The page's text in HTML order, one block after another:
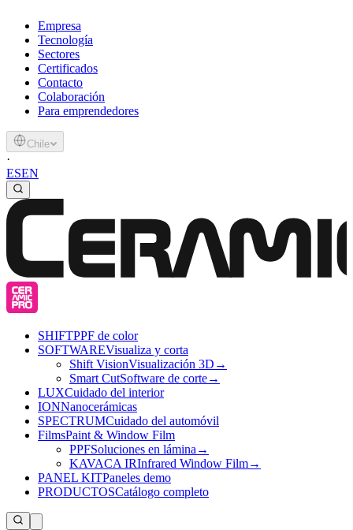
Empresa
Tecnología
Sectores
Certificados
Contacto
Colaboración
Para emprendedores
Chile
·
ESEN
SHIFTPPF de color
SOFTWAREVisualiza y corta
Shift VisionVisualización 3D →
Smart CutSoftware de corte→
LUXCuidado del interior
IONNanocerámicas
SPECTRUMCuidado del automóvil
FilmsPaint & Window Film
PPFSoluciones en lámina →
KAVACA IRInfrared Window Film→
PANEL KITPaneles demo
PRODUCTOSCatálogo completo